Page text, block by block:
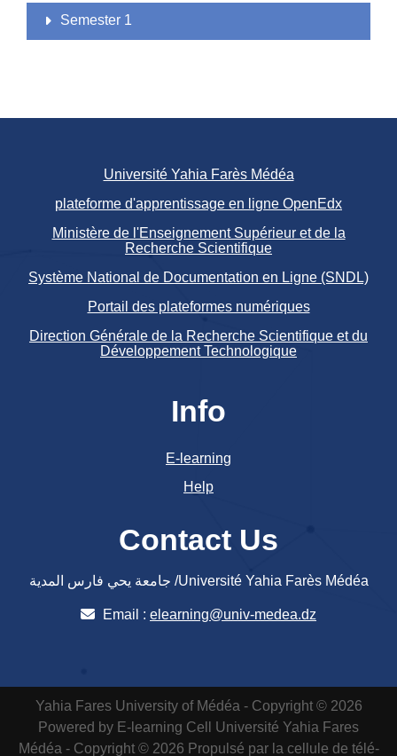
Semester 1
Université Yahia Farès Médéa
plateforme d'apprentissage en ligne OpenEdx
Ministère de l'Enseignement Supérieur et de la
Recherche Scientifique
Système National de Documentation en Ligne (SNDL)
Portail des plateformes numériques
Direction Générale de la Recherche Scientifique et du
Développement Technologique
Info
E-learning
Help
Contact Us
جامعة يحي فارس المدية /Université Yahia Farès Médéa
Email : elearning@univ-medea.dz
Yahia Fares University of Médéa - Copyright © 2026
Powered by E-learning Cell
Université Yahia Fares
Médéa - Copyright © 2026 Propulsé par la cellule de télé-